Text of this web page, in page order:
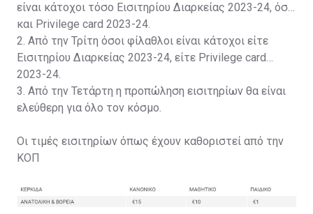
είναι κάτοχοι τόσο Εισιτηρίου Διαρκείας 2023-24, όσο
και Privilege card 2023-24.
2. Από την Τρίτη όσοι φίλαθλοι είναι κάτοχοι είτε
Εισιτηρίου Διαρκείας 2023-24, είτε Privilege card
2023-24.
3. Από την Τετάρτη η προπώληση εισιτηρίων θα είναι
ελεύθερη για όλο τον κόσμο.
Οι τιμές εισιτηρίων όπως έχουν καθοριστεί από την
ΚΟΠ